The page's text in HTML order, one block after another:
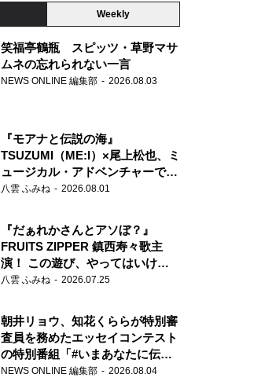
Weekly
笑福亭鶴瓶 スピッツ・草野マサ
ムネの忘れられない一言
NEWS ONLINE 編集部 2026.08.03
『モアナと伝説の海』
TSUZUMI（ME:I）×尾上松也、ミ
ュージカル・アドベンチャーで美
声を響かせる
八雲 ふみね 2026.08.01
『だぁれかさんとアソぼ？』
FRUITS ZIPPER 鎮西寿々歌主
演！ この遊び、やってはいけま
せん。
八雲 ふみね 2026.07.25
朝井リョウ、知花くららが特別審
査員を務めたエッセイコンテスト
の特別番組「#いまあなたに伝え
たいこと」
NEWS ONLINE 編集部 2026.08.04